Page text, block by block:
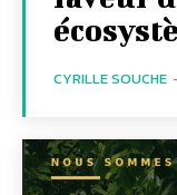
CYRILLE SOUCHE